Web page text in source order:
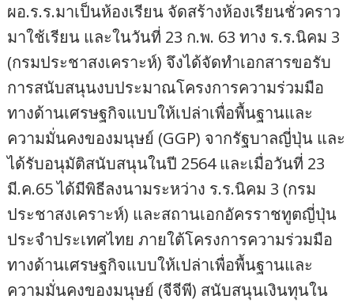
ผอ.ร.ร.มาเป็นห้องเรียน จัดสร้างห้องเรียนชั่วคราว
มาใช้เรียน และในวันที่ 23 ก.พ. 63 ทาง ร.ร.นิคม 3
(กรมประชาสงเคราะห์) จึงได้จัดทำเอกสารขอรับ
การสนับสนุนงบประมาณโครงการความร่วมมือ
ทางด้านเศรษฐกิจแบบให้เปล่าเพื่อพื้นฐานและ
ความมั่นคงของมนุษย์ (GGP) จากรัฐบาลญี่ปุ่น และ
ได้รับอนุมัติสนับสนุนในปี 2564 และเมื่อวันที่ 23
มี.ค.65 ได้มีพิธีลงนามระหว่าง ร.ร.นิคม 3 (กรม
ประชาสงเคราะห์) และสถานเอกอัครราชทูตญี่ปุ่น
ประจำประเทศไทย ภายใต้โครงการความร่วมมือ
ทางด้านเศรษฐกิจแบบให้เปล่าเพื่อพื้นฐานและ
ความมั่นคงของมนุษย์ (จีจีพี) สนับสนุนเงินทุนใน